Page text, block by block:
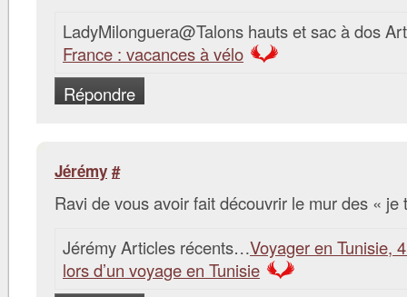
LadyMilonguera@Talons hauts et sac à dos
France : vacances à vélo
Répondre
Jérémy #
Ravi de vous avoir fait découvrir le mur des « je
Jérémy Articles récents…Voyager en Tunisie,
lors d’un voyage en Tunisie